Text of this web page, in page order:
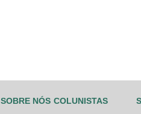
SOBRE NÓS COLUNISTAS